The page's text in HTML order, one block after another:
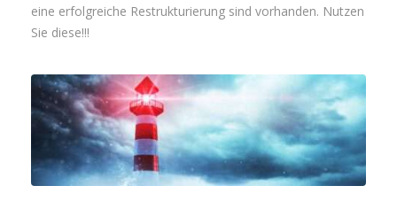
eine erfolgreiche Restrukturierung sind vorhanden. Nutzen
Sie diese!!!